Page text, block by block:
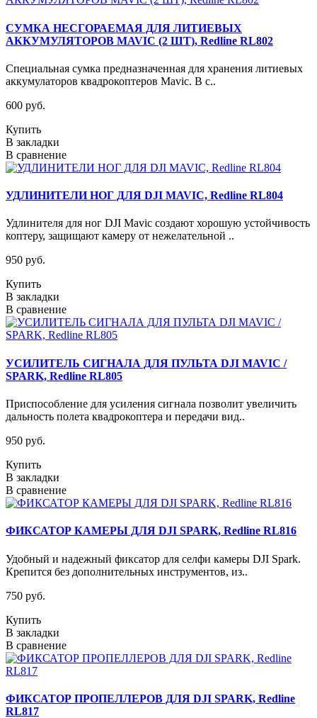
СУМКА НЕСГОРАЕМАЯ ДЛЯ ЛИТИЕВЫХ
АККУМУЛЯТОРОВ MAVIC (2 ШТ), Redline RL802
Специальная сумка предназначенная для хранения литиевых
аккумулаторов квадрокоптеров Mavic. В с..
600 руб.
Купить
В закладки
В сравнение
УДЛИНИТЕЛИ НОГ ДЛЯ DJI MAVIC, Redline RL804
Удлинителя для ног DJI Mavic создают хорошую устойчивость
коптеру, защищают камеру от нежелательной ..
950 руб.
Купить
В закладки
В сравнение
УСИЛИТЕЛЬ СИГНАЛА ДЛЯ ПУЛЬТА DJI MAVIC /
SPARK, Redline RL805
Приспособление для усиления сигнала позволит увеличить
дальность полета квадрокоптера и передачи вид..
950 руб.
Купить
В закладки
В сравнение
ФИКСАТОР КАМЕРЫ ДЛЯ DJI SPARK, Redline RL816
Удобный и надежный фиксатор для селфи камеры DJI Spark.
Крепится без дополнительных инструментов, из..
750 руб.
Купить
В закладки
В сравнение
ФИКСАТОР ПРОПЕЛЛЕРОВ ДЛЯ DJI SPARK, Redline
RL817